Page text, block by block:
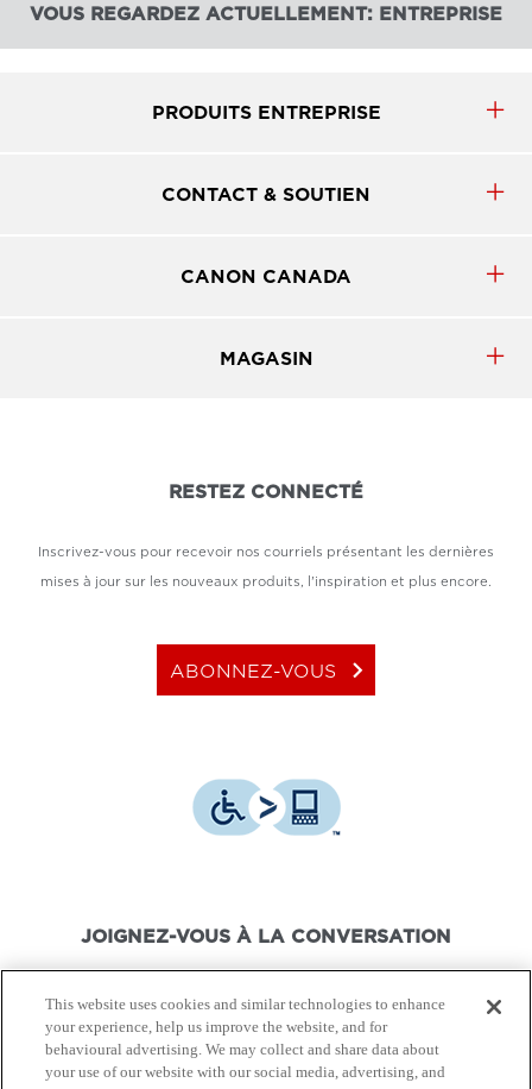
VOUS REGARDEZ ACTUELLEMENT: ENTREPRISE
PRODUITS ENTREPRISE
CONTACT & SOUTIEN
CANON CANADA
MAGASIN
RESTEZ CONNECTÉ
Inscrivez-vous pour recevoir nos courriels présentant les dernières
mises à jour sur les nouveaux produits, l'inspiration et plus encore.
ABONNEZ-VOUS keyboard_arrow_right
JOIGNEZ-VOUS À LA CONVERSATION
This website uses cookies and similar technologies to enhance
your experience, help us improve the website, and for
behavioural advertising. We may collect and share data about
your use of our website with our social media, advertising, and